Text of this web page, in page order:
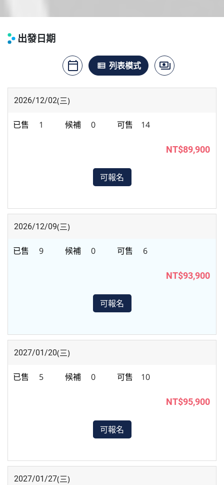
出發日期
calendar_today
月曆模式
view_list
列表模式 payments
價格模式
2026/12/02(三)
1 0 14
NT$89,900
可報名
2026/12/09(三)
9 0 6
NT$93,900
可報名
2027/01/20(三)
5 0 10
NT$95,900
可報名
2027/01/27(三)